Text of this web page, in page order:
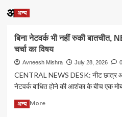
अन्य
अन्य
बिना नेटवर्क भी नहीं रुकी बातचीत,
चर्चा का विषय
Avneesh Mishra July 28, 2026 0
CENTRAL NEWS DESK: नीट छात्र
नेटवर्क बाधित होने की आशंका के बीच एक
Read MoreRead
अन्य